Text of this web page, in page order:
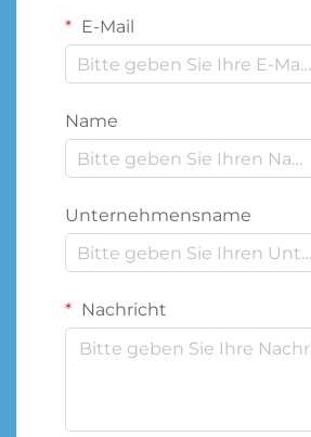
E-Mail
Name
Unternehmensname
Nachricht